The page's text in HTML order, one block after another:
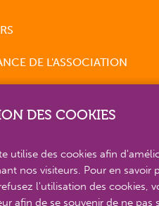
DE L'ASSOCIATION
EN DÉTAIL
DES COOKIES
utilise des cookies afin
nos visiteurs. Pour en
l'utilisation des cookies,
afin de se souvenir de ne